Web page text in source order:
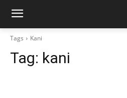
Tags Kani
Tag: kani